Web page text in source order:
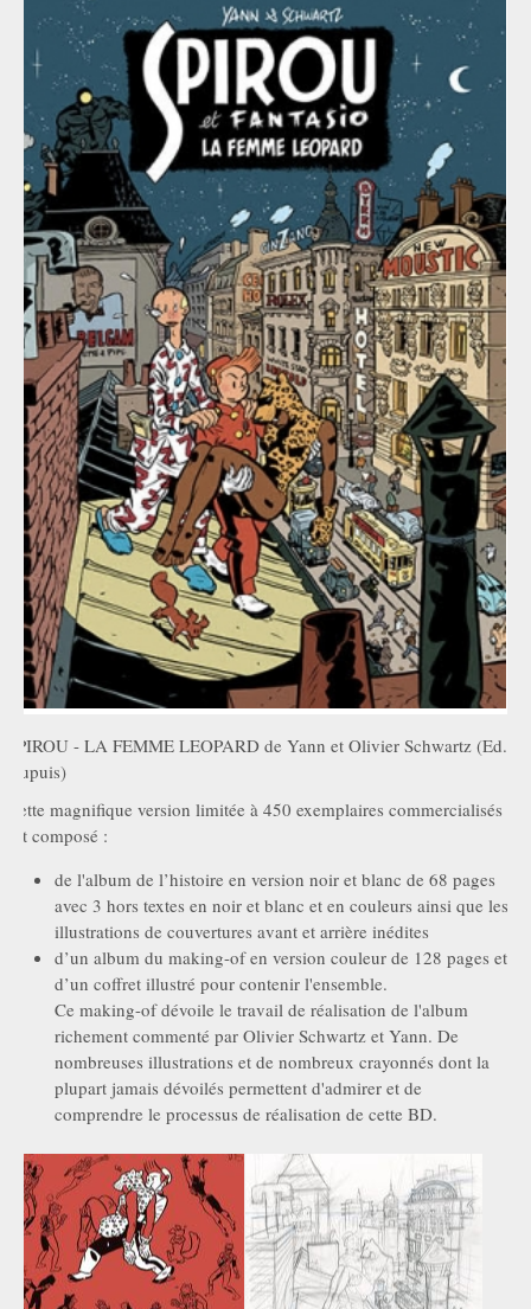
SPIROU - LA FEMME LEOPARD de Yann et Olivier Schwartz (Ed.
Dupuis)
Cette magnifique version limitée à 450 exemplaires commercialisés
est composé :
de l'album de l’histoire en version noir et blanc de 68 pages
avec 3 hors textes en noir et blanc et en couleurs ainsi que les
illustrations de couvertures avant et arrière inédites
d’un album du making-of en version couleur de 128 pages et
d’un coffret illustré pour contenir l'ensemble.
Ce making-of dévoile le travail de réalisation de l'album
richement commenté par Olivier Schwartz et Yann. De
nombreuses illustrations et de nombreux crayonnés dont la
plupart jamais dévoilés permettent d'admirer et de
comprendre le processus de réalisation de cette BD.